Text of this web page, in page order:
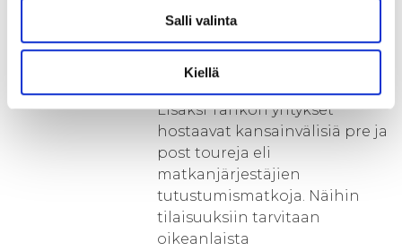
Salli valinta
Kiellä
Yrittäjät osallistuvat eri
matkailun myyntitilaisuuksiin
ja messuille, jotta saavat suoria
kontakteja matkanjärjestäjiin.
Lisäksi Tahkon yritykset
hostaavat kansainvälisiä pre ja
post toureja eli
matkanjärjestäjien
tutustumismatkoja. Näihin
tilaisuuksiin tarvitaan
oikeanlaista